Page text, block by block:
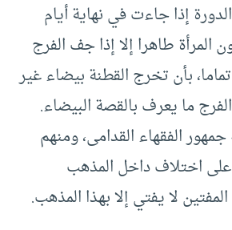
إذا جاءت في نهاية أيام
المرأة طاهرا إلا إذا جف الفرج
بأن تخرج القطنة بيضاء غير
ما يعرف بالقصة البيضاء.
جمهور الفقهاء القدامى، ومنهم
على اختلاف داخل المذهب
لا يفتي إلا بهذا المذهب.